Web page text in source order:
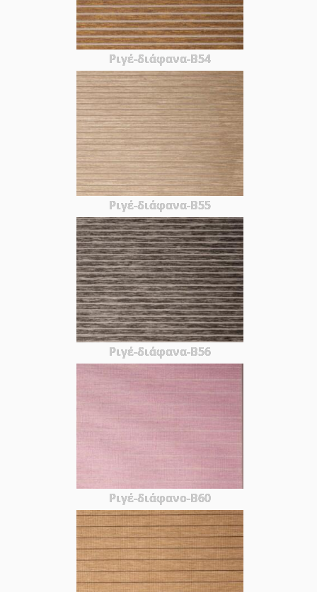
Ριγέ-διάφανα-Β54
Ριγέ-διάφανα-Β55
Ριγέ-διάφανα-Β56
Ριγέ-διάφανο-Β60